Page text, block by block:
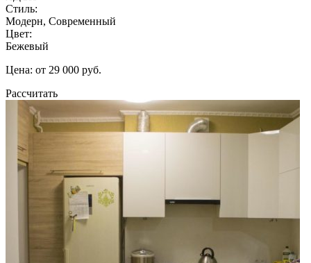
Стиль:
Модерн, Современный
Цвет:
Бежевый
Цена: от 29 000 руб.
Рассчитать